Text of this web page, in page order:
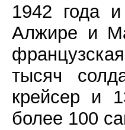
1942 года
Алжире и
тысяч
крейсер и
более 100